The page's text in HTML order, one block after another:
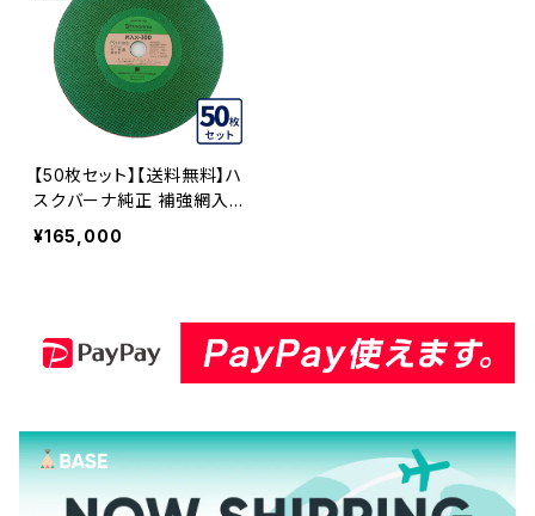
【50枚セット】【送料無料】ハ
スクバーナ純正 補強網入り
切断砥石 14インチ 非金属
用 GC-355 硬質コンクリー
¥165,000